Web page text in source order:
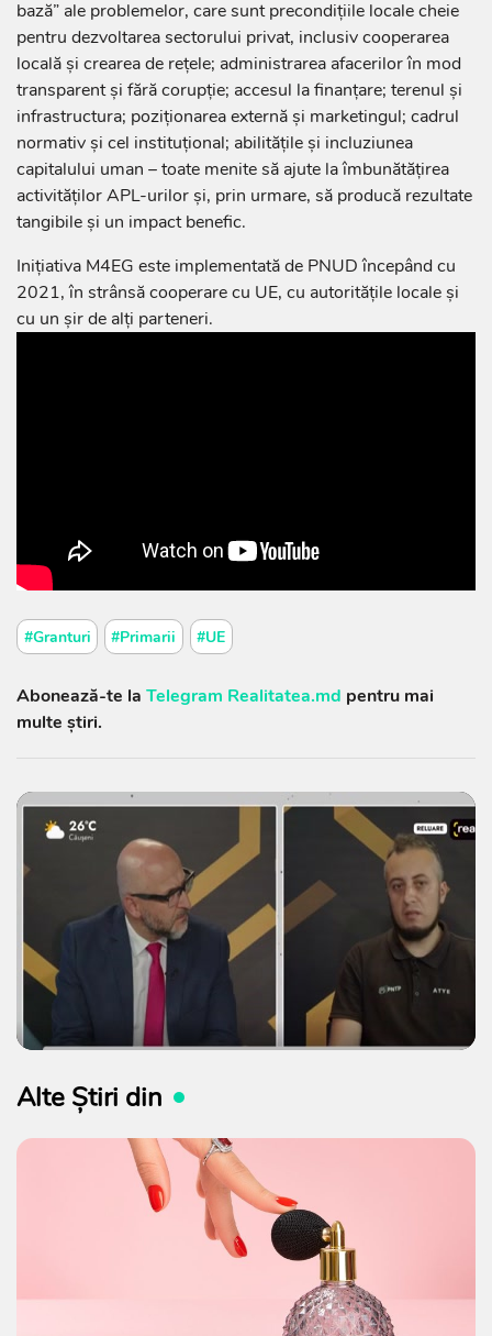
bază” ale problemelor, care sunt precondițiile locale cheie
pentru dezvoltarea sectorului privat, inclusiv cooperarea
locală și crearea de rețele; administrarea afacerilor în mod
transparent și fără corupție; accesul la finanțare; terenul și
infrastructura; poziționarea externă și marketingul; cadrul
normativ și cel instituțional; abilitățile și incluziunea
capitalului uman – toate menite să ajute la îmbunătățirea
activităților APL-urilor și, prin urmare, să producă rezultate
tangibile și un impact benefic.
Inițiativa M4EG este implementată de PNUD începând cu
2021, în strânsă cooperare cu UE, cu autoritățile locale și
cu un șir de alți parteneri.
#Granturi #Primarii #UE
Abonează-te la Telegram Realitatea.md pentru mai
multe știri.
Alte Știri din